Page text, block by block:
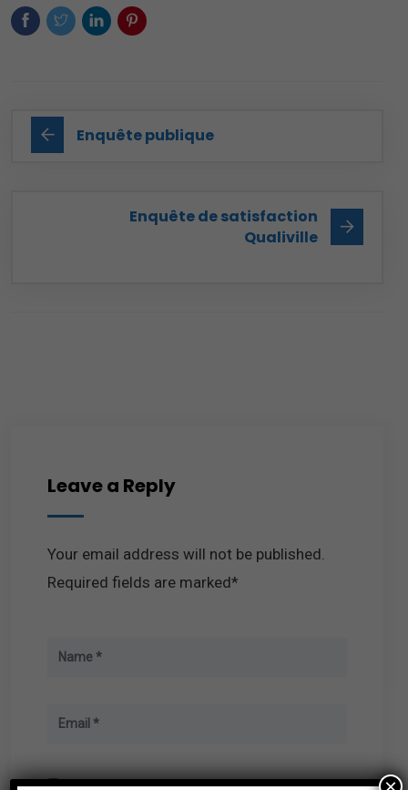
Enquête publique
Enquête de satisfaction
Qualiville
Leave a Reply
Your email address will not be published.
Required fields are marked*
Enregistrer mon nom, mon e-mail et mon site